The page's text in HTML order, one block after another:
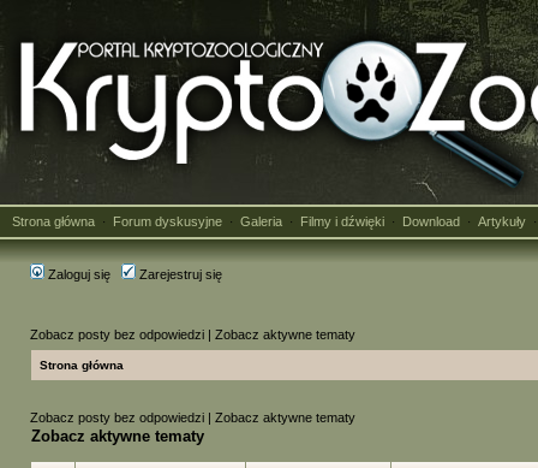
Strona główna · Forum dyskusyjne · Galeria · Filmy i dźwięki · Download · Artykuły
Zaloguj się Zarejestruj się
Zobacz posty bez odpowiedzi | Zobacz aktywne tematy
Strona główna
Zobacz posty bez odpowiedzi | Zobacz aktywne tematy
Zobacz aktywne tematy